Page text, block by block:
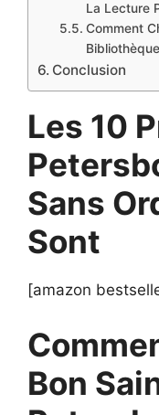
La Lecture
Comment
Conclusion
Les 10
Sans
Sont
[amazon
Bon